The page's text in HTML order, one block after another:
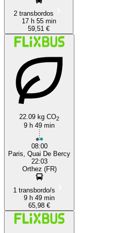
2 transbordos
17 h 55 min
59,51 €
22.09 kg CO2
9 h 49 min
08:00
Paris, Quai De Bercy
22:03
Orthez (FR)
1 transbordo/s
9 h 49 min
65,98 €